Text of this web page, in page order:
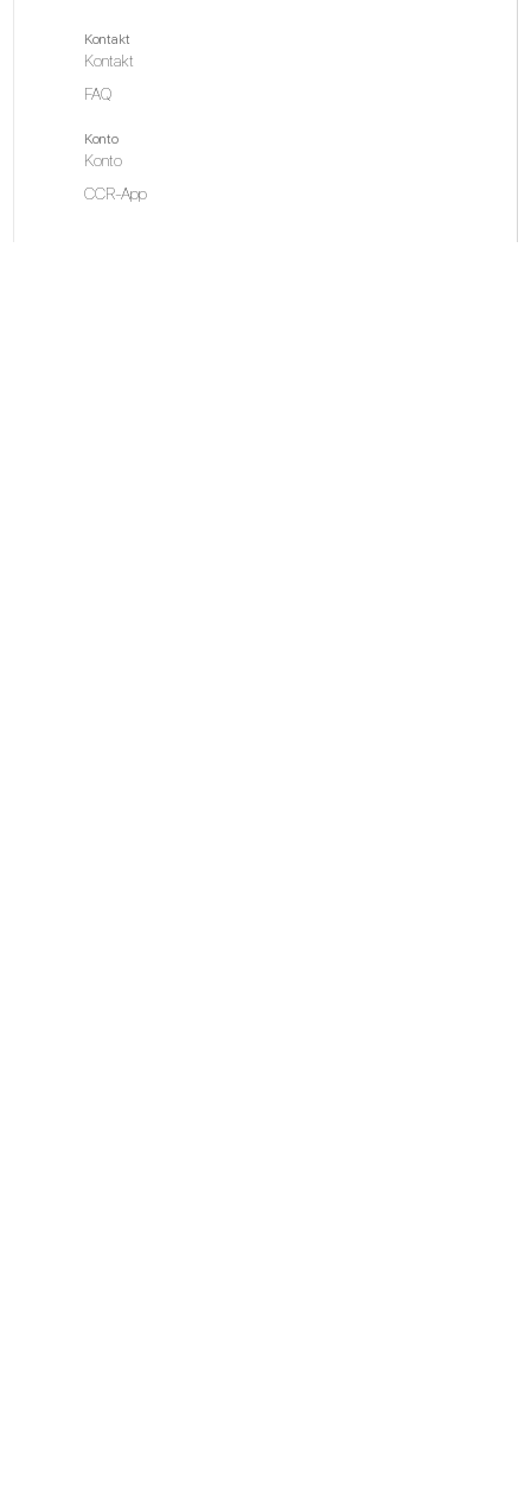
Kontakt
Kontakt
FAQ
Konto
Konto
CCR-App